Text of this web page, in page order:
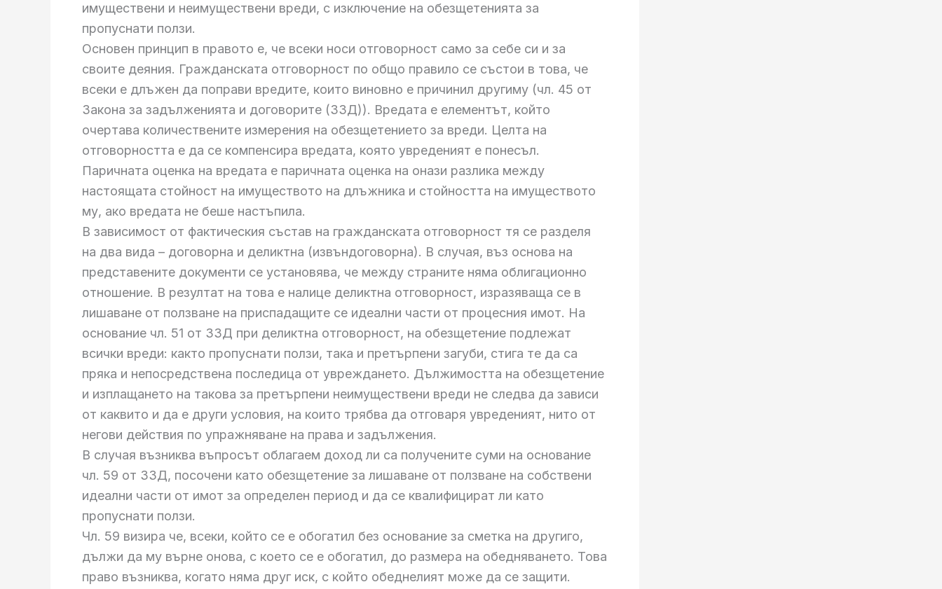
имуществени и неимуществени вреди, с изключение на обезщетенията за
пропуснати ползи.
Основен принцип в правото е, че всеки носи отговорност само за себе си и за
своите деяния. Гражданската отговорност по общо правило се състои в това, че
всеки е длъжен да поправи вредите, които виновно е причинил другиму (чл. 45 от
Закона за задълженията и договорите (ЗЗД)). Вредата е елементът, който
очертава количествените измерения на обезщетението за вреди. Целта на
отговорността е да се компенсира вредата, която увреденият е понесъл.
Паричната оценка на вредата е паричната оценка на онази разлика между
настоящата стойност на имуществото на длъжника и стойността на имуществото
му, ако вредата не беше настъпила.
В зависимост от фактическия състав на гражданската отговорност тя се разделя
на два вида – договорна и деликтна (извъндоговорна). В случая, въз основа на
представените документи се установява, че между страните няма облигационно
отношение. В резултат на това е налице деликтна отговорност, изразяваща се в
лишаване от ползване на приспадащите се идеални части от процесния имот. На
основание чл. 51 от ЗЗД при деликтна отговорност, на обезщетение подлежат
всички вреди: както пропуснати ползи, така и претърпени загуби, стига те да са
пряка и непосредствена последица от увреждането. Дължимостта на обезщетение
и изплащането на такова за претърпени неимуществени вреди не следва да зависи
от каквито и да е други условия, на които трябва да отговаря увреденият, нито от
негови действия по упражняване на права и задължения.
В случая възниква въпросът облагаем доход ли са получените суми на основание
чл. 59 от ЗЗД, посочени като обезщетение за лишаване от ползване на собствени
идеални части от имот за определен период и да се квалифицират ли като
пропуснати ползи.
Чл. 59 визира че, всеки, който се е обогатил без основание за сметка на другиго,
дължи да му върне онова, с което се е обогатил, до размера на обедняването. Това
право възниква, когато няма друг иск, с който обеднелият може да се защити.